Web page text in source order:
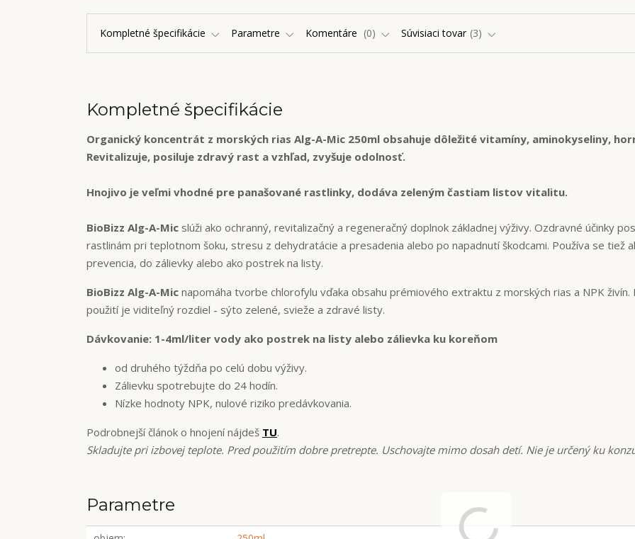
Kompletné špecifikácie Parametre Komentáre 0 Súvisiaci tovar 3
Kompletné špecifikácie
Organický koncentrát z morských rias Alg-A-Mic 250ml obsahuje dôležité vitamíny, aminokyseliny,
Revitalizuje, posiluje zdravý rast a vzhľad, zvyšuje odolnosť.
Hnojivo je veľmi vhodné pre panašované rastlinky, dodáva zeleným častiam listov vitalitu.
BioBizz Alg-A-Mic slúži ako ochranný, revitalizačný a regeneračný doplnok základnej výživy. Ozdravné účinky
rastlinám pri teplotnom šoku, stresu z dehydratácie a presadenia alebo po napadnutí škodcami. Používa se tiež
prevencia, do zálievky alebo ako postrek na listy.
BioBizz Alg-A-Mic napomáha tvorbe chlorofylu vďaka obsahu prémiového extraktu z morských rias a NPK živín.
použití je viditeľný rozdiel - sýto zelené, svieže a zdravé listy.
Dávkovanie: 1-4ml/liter vody ako postrek na listy alebo zálievka ku koreňom
od druhého týždňa po celú dobu výživy.
Zálievku spotrebujte do 24 hodín.
Nízke hodnoty NPK, nulové riziko predávkovania.
Podrobnejší článok o hnojení nájdeš TU.
Skladujte pri izbovej teplote. Pred použitím dobre pretrepte. Uschovajte mimo dosah detí. Nie je určený ku
Parametre